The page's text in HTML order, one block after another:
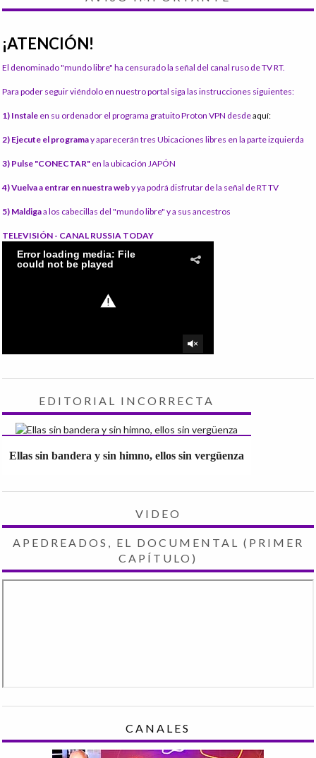
¡ATENCIÓN!
El denominado "mundo libre" ha censurado la señal del canal ruso de TV RT.
Para poder seguir viéndolo en nuestro portal siga las instrucciones siguientes:
1) Instale en su ordenador el programa gratuito Proton VPN desdeaquí:
2) Ejecute el programay aparecerán tres Ubicaciones libres en la parte izquierda
3) Pulse "CONECTAR" en la ubicación JAPÓN
4) Vuelva a entrar en nuestra weby ya podrá disfrutar de la señal de RT TV
5) Maldigaa los cabecillas del "mundo libre" y a sus ancestros
TELEVISIÓN - CANAL RUSSIA TODAY
EDITORIAL INCORRECTA
Ellas sin bandera y sin himno, ellos sin vergüenza
VIDEO
APEDREADOS, EL DOCUMENTAL (PRIMER
CAPÍTULO)
CANALES